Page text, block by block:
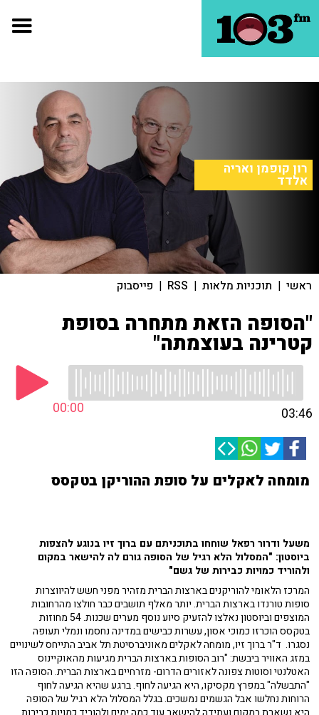
רון קופמן ואריה
אלדד
ראשי | תוכניות מלאות |
RSS
| פייסבוק
"הסופה הזאת מתחרה בסופת
קטרינה בעוצמתה"
00:00 03:46
מומחה לאקלים על סופת ההוריקן בטקסס
משעל ודרור רפאל שוחחו בתוכניתם עם ברוך זיו בנוגע להצפות
ביוסטון: "המסלול הלא רגיל של הסופה גורם לה להישאר במקום
ולהוריד כמויות כבירות של גשם"
המרכז הלאומי להוריקנים בארצות הברית מזהיר מפני חשש להיווצרות
סופות טורנדו בארצות הברית. יותר מאלף תושבים כבר חולצו מהרחובות
המוצפים וביוסטון נאלצו להזעיק סיוע נוסף מערים שכנות. 54 מחוזות
בטקסס הוכרזו כמוכי אסון, עשרות כבישים במדינה נחסמו ונמלי תעופה
נסגרו. ד"ר ברוך זיו, מומחה לאקלים מאוניברסיטת תל אביב התייחס לשינויים
במזג האוויר ביבשת: "רוב הסופות בארצות הברית מגיעות מהאוקיינוס
האטלנטי וסוטות צפונה לאזורים הדרום- מזרחיים בארצות הברית. הסופה הזו
"התבשלה" במפרץ מקסיקו, היא הגיעה לחוף. ברגע שהיא הגיעה לחוף
הרוחות נחלשו אבל הגשמים נמשכים. בגלל המסלול הלא רגיל של הסופה